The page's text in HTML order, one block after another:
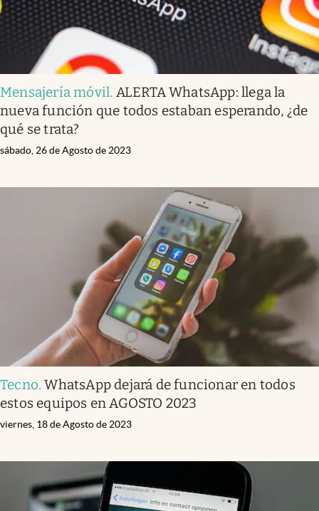
Mensajería móvil. ALERTA WhatsApp: llega la
nueva función que todos estaban esperando, ¿de
qué se trata?
sábado, 26 de Agosto de 2023
Tecno.WhatsApp dejará de funcionar en todos
estos equipos en AGOSTO 2023
viernes, 18 de Agosto de 2023